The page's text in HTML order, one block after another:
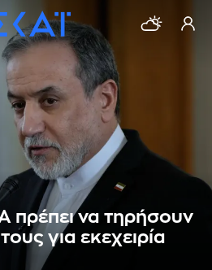
πρέπει να τηρήσουν
για εκεχειρία